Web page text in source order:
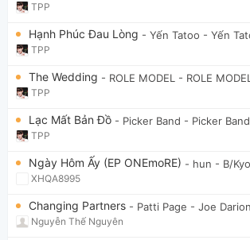
TPP
Hạnh Phúc Đau Lòng - Yến Tatoo - Yến
TPP
The Wedding - ROLE MODEL - ROLE
TPP
Lạc Mất Bản Đồ - Picker Band - Picker Band
TPP
Ngày Hôm Ấy (EP ONEmoRE) - hun - B/Kyo
XHQA8995
Changing Partners - Patti Page - Joe
Nguyễn Thế Nguyên